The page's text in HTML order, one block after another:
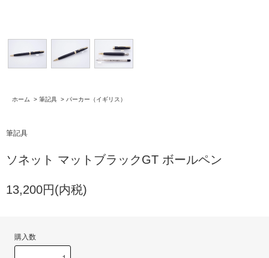
ホーム > 筆記具 > パーカー（イギリス）
筆記具
ソネット マットブラックGT ボールペン
13,200円(内税)
購入数